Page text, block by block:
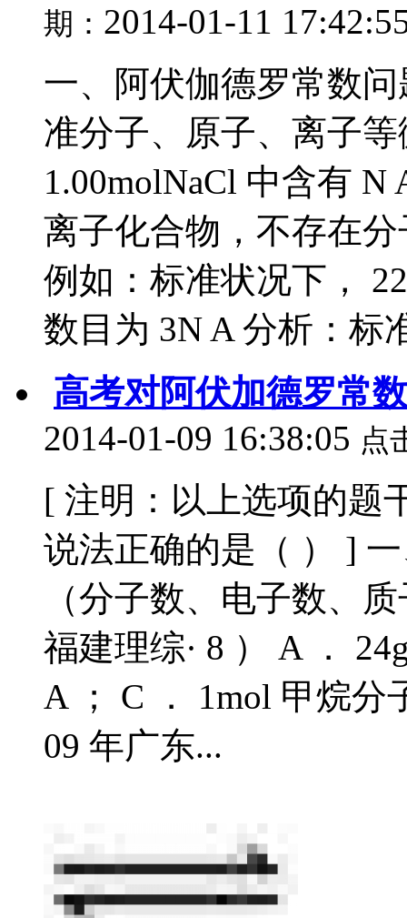
期： 2014-01-11
一、阿伏伽德罗常数
准分子、原子、离子
1.00molNaCl 中含有 N
离子化合物，不存在
例如：标准状况下，
数目为 3N A 分析：标
高考对阿伏加德罗常
2014-01-09 16:38:05 点
[ 注明：以上选项的题
说法正确的是（ ） ]
（分子数、电子数、
福建理综· 8 ） A ．
A ； C ． 1mol 甲烷分
09 年广东...